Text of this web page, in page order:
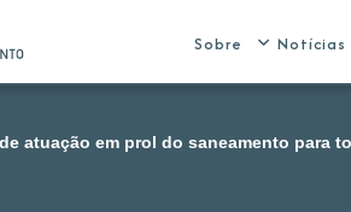
Sobre Notícias
atuação em prol do saneamento para